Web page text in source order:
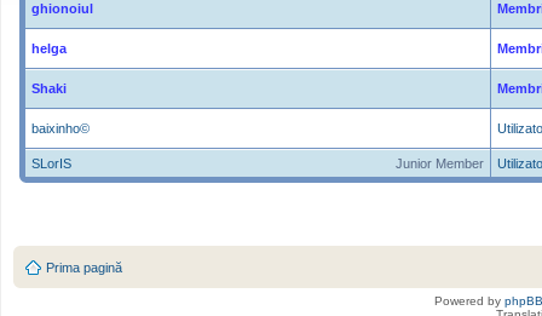
ghionoiul
helga
Shaki
baixinho©
Junior Member
SLorIS
Prima pagină
Powered by phpBB